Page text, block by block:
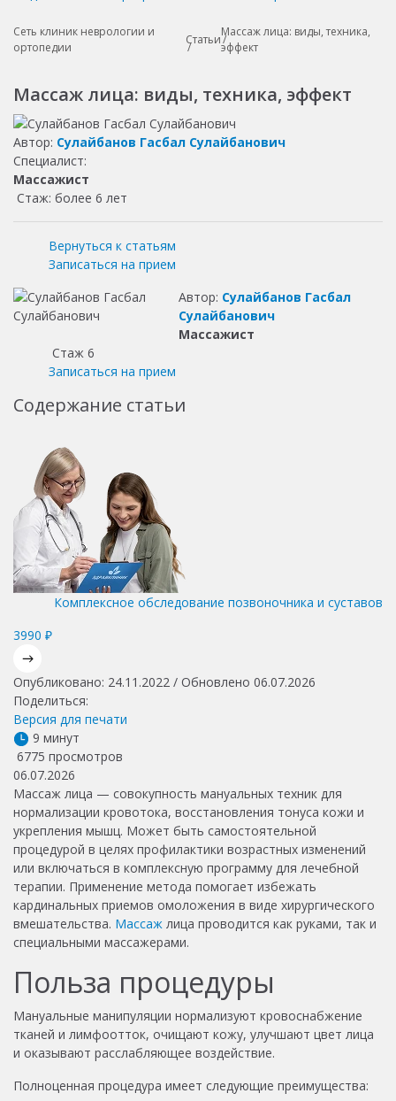
Сеть клиник неврологии и
ортопедии
Статьи
Массаж лица: виды, техника,
эффект
Массаж лица: виды, техника, эффект
Автор: Сулайбанов Гасбал Сулайбанович
Специалист:
Массажист
Стаж: более 6 лет
Вернуться к статьям
Записаться на прием
Автор: Сулайбанов Гасбал
Сулайбанович
Массажист
Стаж 6
Записаться на прием
Содержание статьи
Комплексное обследование позвоночника и суставов
3990 ₽
Опубликовано: 24.11.2022 / Обновлено 06.07.2026
Поделиться:
Версия для печати
9 минут
6775 просмотров
06.07.2026
Массаж лица — совокупность мануальных техник для
нормализации кровотока, восстановления тонуса кожи и
укрепления мышц. Может быть самостоятельной
процедурой в целях профилактики возрастных изменений
или включаться в комплексную программу для лечебной
терапии. Применение метода помогает избежать
кардинальных приемов омоложения в виде хирургического
вмешательства. Массаж лица проводится как руками, так и
специальными массажерами.
Польза процедуры
Мануальные манипуляции нормализуют кровоснабжение
тканей и лимфоотток, очищают кожу, улучшают цвет лица
и оказывают расслабляющее воздействие.
Полноценная процедура имеет следующие преимущества: